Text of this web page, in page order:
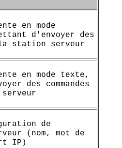
en mode
d'envoyer des
la station serveur
en mode texte,
des commandes
de
(nom, mot de
IP)